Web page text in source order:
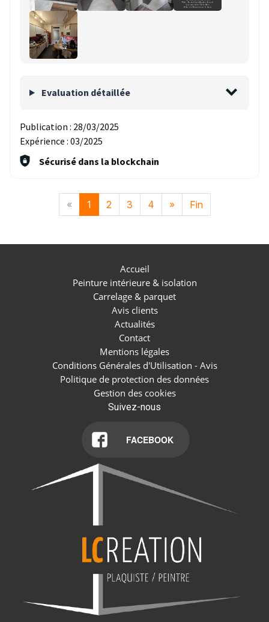
Evaluation détaillée
Publication : 28/03/2025
Expérience : 03/2025
Sécurisé dans la blockchain
« 1 2 3 4 » Fin
Accueil
Peinture intérieure & isolation
Carrelage & parquet
Avis clients
Actualités
Contact
Mentions légales
Conditions Générales d'Utilisation - Avis
Politique de protection des données
Gestion des cookies
Suivez-nous
FACEBOOK